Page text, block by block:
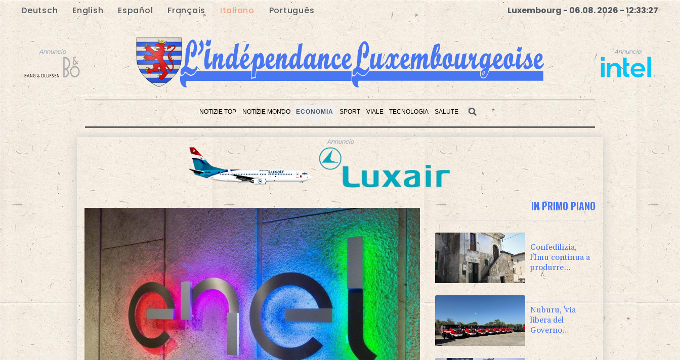
Deutsch English Español Français Italiano Português Luxembourg - 06.08. 2026 - 12:33:28
Annuncio Annuncio
NOTIZIE TOP NOTIZIE MONDO ECONOMIA SPORT VIALE TECNOLOGIA SALUTE
Annuncio
Annuncio
IN PRIMO PIANO
Confedilizia,
l'Imu continua a
produrre
ruderi,+129% dal
2011
Nuburu, 'via
libera del
Governo
all'acquisizione
di Tekne'